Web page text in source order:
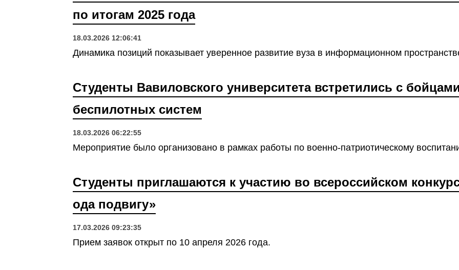
по итогам 2025 года
18.03.2026 12:06:41
Динамика позиций показывает уверенное развитие вуза в информационном
Студенты Вавиловского университета встретились с
беспилотных систем
18.03.2026 06:22:55
Мероприятие было организовано в рамках работы по военно-патриотическому
Студенты приглашаются к участию во всероссийском
ода подвигу»
17.03.2026 09:23:35
Прием заявок открыт по 10 апреля 2026 года.